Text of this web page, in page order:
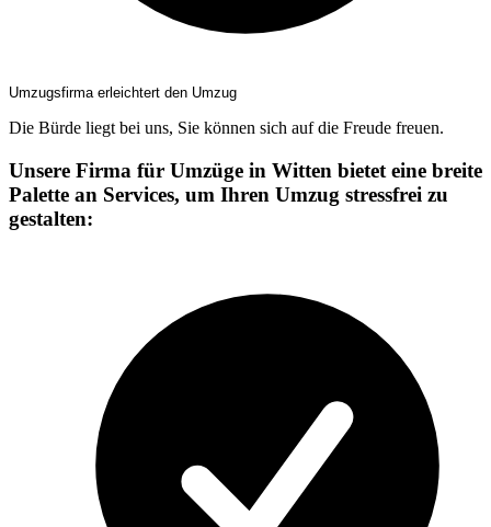
Umzugsfirma erleichtert den Umzug
Die Bürde liegt bei uns, Sie können sich auf die Freude freuen.
Unsere Firma für Umzüge in Witten bietet eine breite
Palette an Services, um Ihren Umzug stressfrei zu
gestalten: